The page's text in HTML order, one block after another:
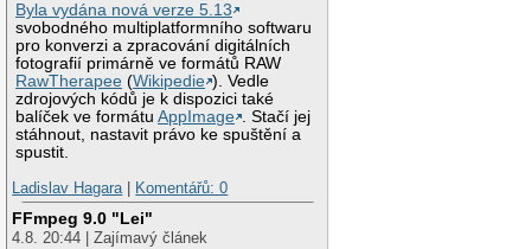
Byla vydána nová verze 5.13
svobodného multiplatformního softwaru
pro konverzi a zpracování digitálních
fotografií primárně ve formátů RAW
RawTherapee (Wikipedie ). Vedle
zdrojových kódů je k dispozici také
balíček ve formátuAppImage . Stačí jej
stáhnout, nastavit právo ke spuštění a
spustit.
Ladislav Hagara
Komentářů: 0
FFmpeg 9.0 "Lei"
4.8. 20:44 | Zajímavý článek